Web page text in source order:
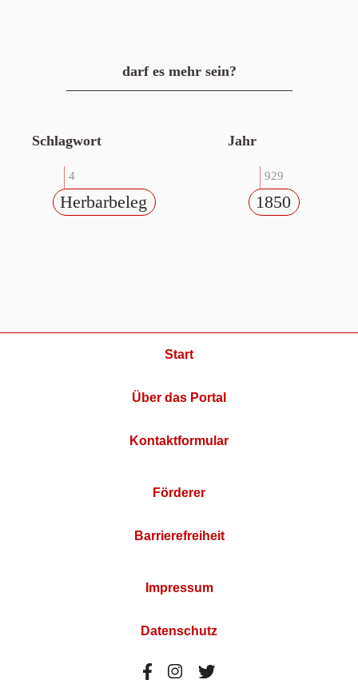
darf es mehr sein?
Schlagwort
4
Herbarbeleg
Jahr
929
1850
Start
Über das Portal
Kontaktformular
Förderer
Barrierefreiheit
Impressum
Datenschutz